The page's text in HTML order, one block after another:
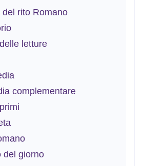
del rito Romano
letture
complementare
del giorno